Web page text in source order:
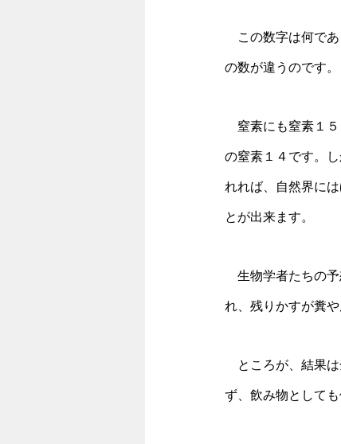
この数字は何であ
の数が違うのです。
窒素にも窒素１５
の窒素１４です。
れれば、自然界に
とが出来ます。
生物学者たちの予
れ、残りかすが糞
ところが、結果は
ず、飲み物として